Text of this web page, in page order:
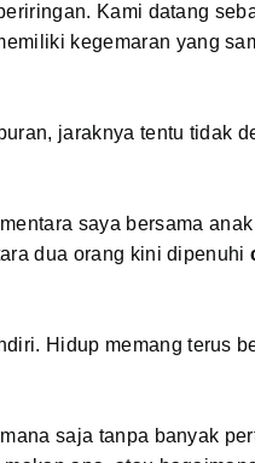
Kami datang
kegemaran yang
jaraknya tentu tidak
saya bersama
dua orang kini dipenuhi
Hidup memang terus
saja tanpa banyak